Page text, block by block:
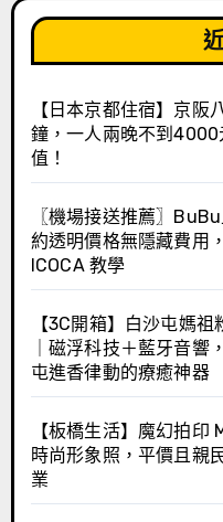
【日本京都住宿】京阪
鐘，一人兩晚不到
值！
〖機場接送推薦〗
約透明價格無隱藏費用
ICOCA 教學
【3C開箱】白沙屯媽
｜磁浮科技＋藍牙音響
屯進香律動的療癒神器
【板橋生活】魔幻拍
時尚形象照，平價且親
業